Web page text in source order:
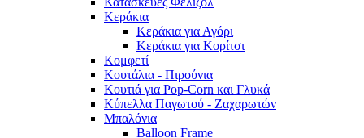
Κεράκια
Κεράκια για Αγόρι
Κεράκια για Κορίτσι
Κομφετί
Κουτάλια - Πιρούνια
Κουτιά για Pop-Corn και Γλυκά
Κύπελλα Παγωτού - Ζαχαρωτών
Μπαλόνια
Balloon Frame